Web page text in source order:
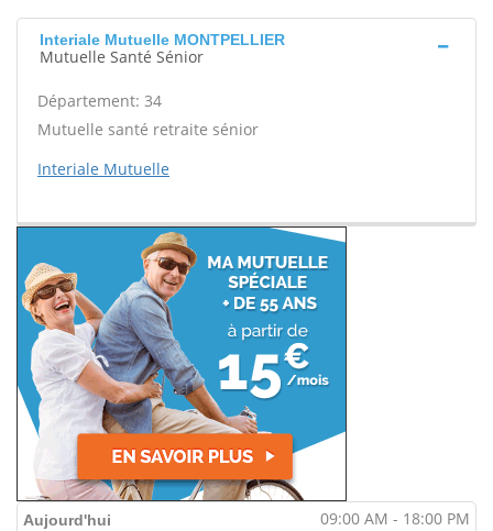
Interiale Mutuelle MONTPELLIER
Mutuelle Santé Sénior
Département: 34
Mutuelle santé retraite sénior
Interiale Mutuelle
Aujourd'hui 09:00 AM - 18:00 PM